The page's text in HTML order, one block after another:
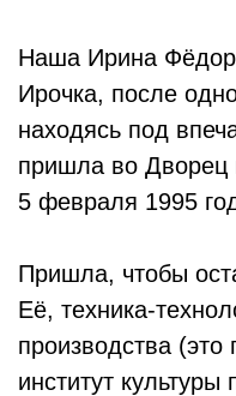
Наша Ирина
Ирочка, после
находясь под
пришла во Дворец
5 февраля 1995
Пришла, чтобы
Её, техника-
производства
институт культуры